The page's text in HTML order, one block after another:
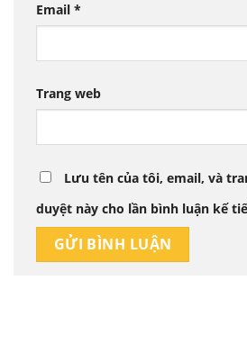
Email *
Trang web
Lưu tên của tôi, email, và
duyệt này cho lần bình luận kế